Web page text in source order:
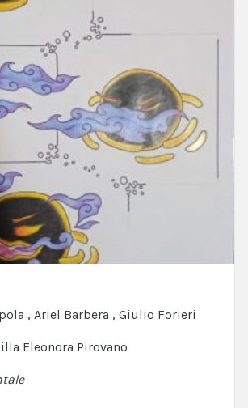
, Ariel Barbera , Giulio Forieri
Eleonora Pirovano